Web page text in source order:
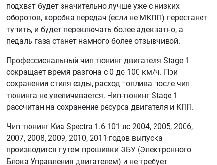
подхват будет значительно лучше уже с низких
оборотов, коробка передач (если не МКПП) перестанет
тупить, и будет переключать более адекватно, а
педаль газа станет намного более отзывчивой.
Профессиональный чип тюнинг двигателя Stage 1
сокращает время разгона с 0 до 100 км/ч. При
сохранении стиля езды, расход топлива после чип
тюнинга не увеличивается. Чип-тюнинг Stage 1
рассчитан на сохранение ресурса двигателя и КПП.
Чип тюнинг Киа Spectra 1.6 101 лс 2004, 2005, 2006,
2007, 2008, 2009, 2010, 2011 годов выпуска
производится путем прошивки ЭБУ (Электронного
Блока Управления двигателем) и не требует